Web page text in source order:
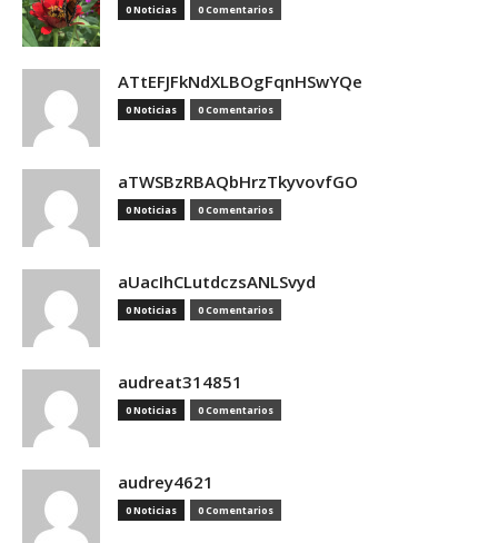
0 Noticias 0 Comentarios
ATtEFJFkNdXLBOgFqnHSwYQe
0 Noticias 0 Comentarios
aTWSBzRBAQbHrzTkyvovfGO
0 Noticias 0 Comentarios
aUacIhCLutdczsANLSvyd
0 Noticias 0 Comentarios
audreat314851
0 Noticias 0 Comentarios
audrey4621
0 Noticias 0 Comentarios